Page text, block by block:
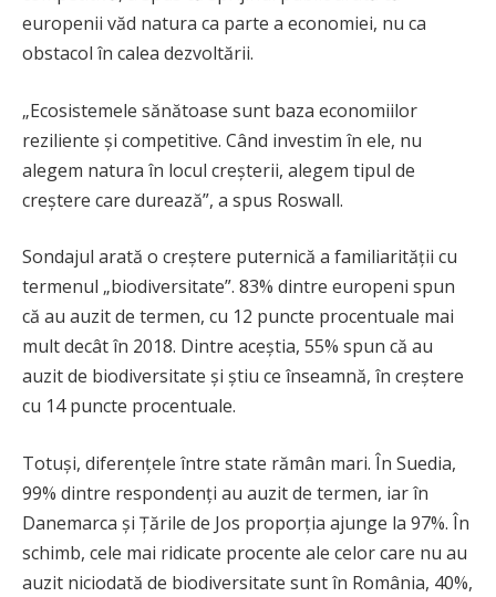
europenii văd natura ca parte a economiei, nu ca
obstacol în calea dezvoltării.
„Ecosistemele sănătoase sunt baza economiilor
reziliente și competitive. Când investim în ele, nu
alegem natura în locul creșterii, alegem tipul de
creștere care durează”, a spus Roswall.
Sondajul arată o creștere puternică a familiarității cu
termenul „biodiversitate”. 83% dintre europeni spun
că au auzit de termen, cu 12 puncte procentuale mai
mult decât în 2018. Dintre aceștia, 55% spun că au
auzit de biodiversitate și știu ce înseamnă, în creștere
cu 14 puncte procentuale.
Totuși, diferențele între state rămân mari. În Suedia,
99% dintre respondenți au auzit de termen, iar în
Danemarca și Țările de Jos proporția ajunge la 97%. În
schimb, cele mai ridicate procente ale celor care nu au
auzit niciodată de biodiversitate sunt în România, 40%,